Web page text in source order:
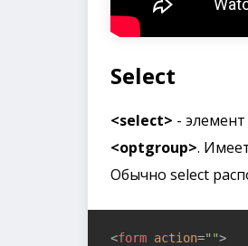
Select
<select> -
<optgroup>.
Обычно select
<form action="">